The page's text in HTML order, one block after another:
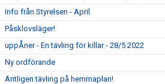
Info från Styrelsen - April
Påsklovsläger!
uppÅner - En tävling för killar - 28/5 2022
Ny ordförande
Äntligen tävling på hemmaplan!